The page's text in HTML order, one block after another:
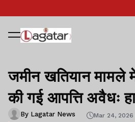
जमीन खतियान मामले
की गई आपत्ति अवैधः
By Lagatar News Mar 24, 2026